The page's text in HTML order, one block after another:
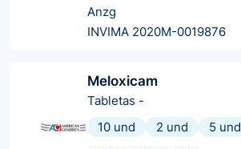
Anzg
INVIMA 2020M-0019876
Meloxicam
Tabletas -
10 und
2 und
5 und